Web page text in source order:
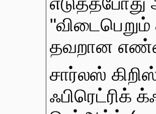
தவறான
சார்லஸ்
ஃபிரெட்ரிக்